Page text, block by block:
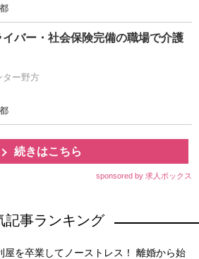
バー・社会保険完備の職場で介護
ター野方
続きはこちら
sponsored by 求人ボックス
記事ランキング
屋を卒業してノーストレス！ 離婚から始